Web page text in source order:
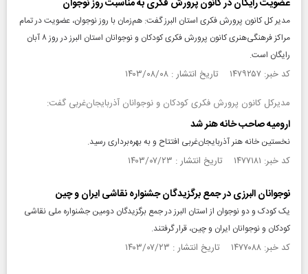
عضویت رایگان در کانون پرورش فکری به مناسبت روز نوجوان
مدیر کل کانون پرورش فکری استان البرز گفت: هم‌زمان با روز نوجوان، عضویت در تمام
مراکز فرهنگی‌هنری کانون پرورش فکری کودکان و نوجوانان استان البرز در روز ۸ آبان
رایگان است.
کد خبر: ۱۴۷۹۲۵۷ تاریخ انتشار : ۱۴۰۳/۰۸/۰۸
مدیرکل کانون پرورش فکری کودکان و نوجوانان آذربایجان‌غربی گفت:
ارومیه صاحب خانه هنر شد
نخستین خانه هنر آذربایجان‌غربی افتتاح و به بهره‌برداری رسید.
کد خبر: ۱۴۷۷۱۸۱ تاریخ انتشار : ۱۴۰۳/۰۷/۲۳
نوجوانان البرزی در جمع برگزیدگان جشنواره نقاشی ایران و چین
یک کودک و دو نوجوان از استان البرز در جمع برگزیدگان دومین جشنواره ملی نقاشی
کودکان و نوجوانان ایران و چین، قرار گرفتند.
کد خبر: ۱۴۷۷۰۸۸ تاریخ انتشار : ۱۴۰۳/۰۷/۲۳